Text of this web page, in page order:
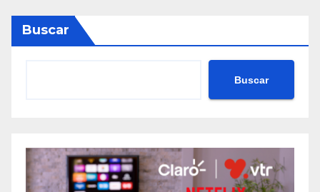
Buscar
Buscar